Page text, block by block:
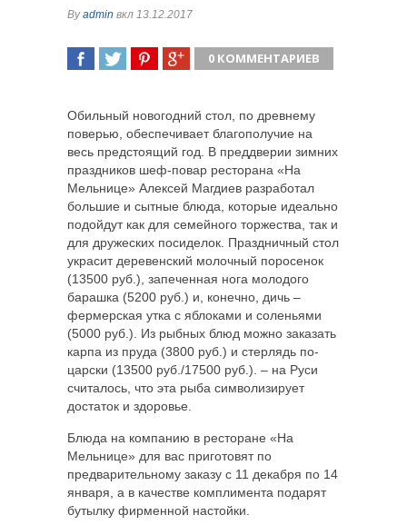
Byadmin вкл 13.12.2017
0 КОММЕНТАРИЕВ
Обильный новогодний стол, по древнему
поверью, обеспечивает благополучие на
весь предстоящий год. В преддверии зимних
праздников шеф-повар ресторана «На
Мельнице» Алексей Магдиев разработал
большие и сытные блюда, которые идеально
подойдут как для семейного торжества, так и
для дружеских посиделок. Праздничный стол
украсит деревенский молочный поросенок
(13500 руб.), запеченная нога молодого
барашка (5200 руб.) и, конечно, дичь –
фермерская утка с яблоками и соленьями
(5000 руб.). Из рыбных блюд можно заказать
карпа из пруда (3800 руб.) и стерлядь по-
царски (13500 руб./17500 руб.). – на Руси
считалось, что эта рыба символизирует
достаток и здоровье.
Блюда на компанию в ресторане «На
Мельнице» для вас приготовят по
предварительному заказу с 11 декабря по 14
января, а в качестве комплимента подарят
бутылку фирменной настойки.